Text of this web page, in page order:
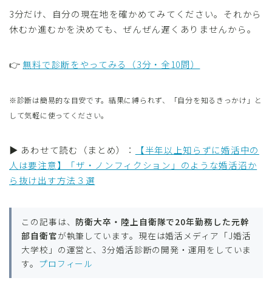
3分だけ、自分の現在地を確かめてみてください。それから
休むか進むかを決めても、ぜんぜん遅くありませんから。
👉 無料で診断をやってみる（3分・全10問）
※診断は簡易的な目安です。結果に縛られず、「自分を知るきっかけ」と
して気軽に使ってください。
▶ あわせて読む（まとめ）：
【半年以上知らずに婚活中の
人は要注意】「ザ・ノンフィクション」のような婚活沼か
ら抜け出す方法３選
この記事は、 防衛大卒・陸上自衛隊で20年勤務した元幹
部自衛官が執筆しています。現在は婚活メディア「J婚活
大学校」の運営と、3分婚活診断の開発・運用をしていま
す。 プロフィール